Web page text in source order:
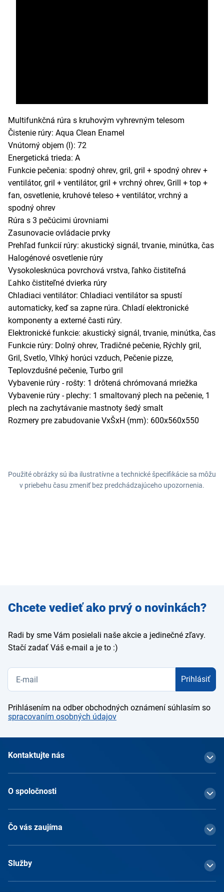
Multifunkčná rúra s kruhovým vyhrevným telesom
Čistenie rúry: Aqua Clean Enamel
Vnútorný objem (l): 72
Energetická trieda: A
Funkcie pečenia: spodný ohrev, gril, gril + spodný ohrev +
ventilátor, gril + ventilátor, gril + vrchný ohrev, Grill + top +
fan, osvetlenie, kruhové teleso + ventilátor, vrchný a
spodný ohrev
Rúra s 3 pečúcimi úrovniami
Zasunovacie ovládacie prvky
Prehľad funkcií rúry: akustický signál, trvanie, minútka, čas
Halogénové osvetlenie rúry
Vysokolesknúca povrchová vrstva, ľahko čistiteľná
Ľahko čistiteľné dvierka rúry
Chladiaci ventilátor: Chladiaci ventilátor sa spustí
automaticky, keď sa zapne rúra. Chladí elektronické
komponenty a externé časti rúry.
Elektronické funkcie: akustický signál, trvanie, minútka, čas
Funkcie rúry: Dolný ohrev, Tradičné pečenie, Rýchly gril,
Gril, Svetlo, Vlhký horúci vzduch, Pečenie pizze,
Teplovzdušné pečenie, Turbo gril
Vybavenie rúry - rošty: 1 drôtená chrómovaná mriežka
Vybavenie rúry - plechy: 1 smaltovaný plech na pečenie, 1
plech na zachytávanie mastnoty šedý smalt
Rozmery pre zabudovanie VxŠxH (mm): 600x560x550
Použité obrázky sú iba ilustratívne a technické špecifikácie sa môžu
v priebehu času zmeniť bez predchádzajúceho upozornenia.
Zadajte
e-mail
Chcete vedieť ako prvý o novinkách?
Radi by sme Vám posielali naše akcie a jedinečné zľavy.
Stačí zadať Váš e-mail a je to :)
Prihlásiť
Prihlásením na odber obchodných oznámení súhlasím so
spracovaním osobných údajov
Kontaktujte nás
O spoločnosti
Čo vás zaujíma
Služby